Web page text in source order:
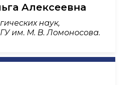
Алексеевна
наук,
им. М. В. Ломоносова.